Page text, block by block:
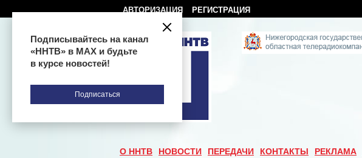
АВТОРИЗАЦИЯ РЕГИСТРАЦИЯ
О ННТВ НОВОСТИ ПЕРЕДАЧИ КОНТАКТЫ РЕКЛАМА
Подписывайтесь на канал
«ННТВ» в МАХ и будьте
в курсе новостей!
Подписаться